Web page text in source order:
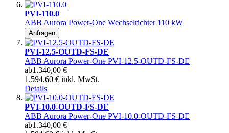
PVI-110.0
ABB Aurora Power-One Wechselrichter 110 kW
Anfragen
PVI-12.5-OUTD-FS-DE
ABB Aurora Power-One PVI-12.5-OUTD-FS-DE
ab1.340,00 €
1.594,60 € inkl. MwSt.
Details
PVI-10.0-OUTD-FS-DE
ABB Aurora Power-One PVI-10.0-OUTD-FS-DE
ab1.340,00 €